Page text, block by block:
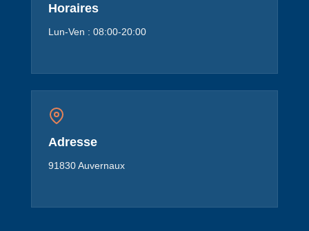
Horaires
Lun-Ven : 08:00-20:00
Adresse
91830 Auvernaux